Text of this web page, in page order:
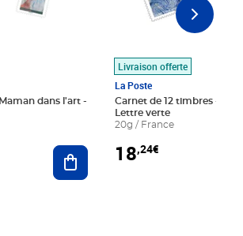
dans l'art -
Ajouter au panier
Livraison offerte
La Poste
Carnet de 12 timbres - Le
Lettre verte
20g / France
18,24€